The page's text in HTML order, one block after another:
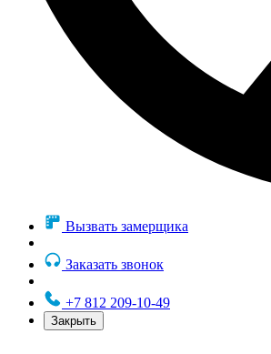
Вызвать замерщика
Заказать звонок
+7 812 209-10-49
Закрыть